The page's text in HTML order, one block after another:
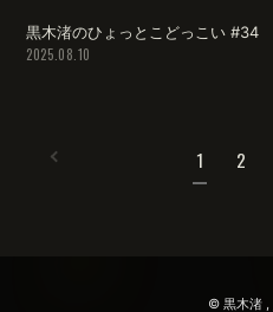
黒木渚のひょっとこどっこい #34
2025.08.10
1 2
© 黒木渚 ,